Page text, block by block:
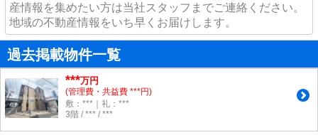
産情報を集めたい方は当社スタッフまでご連絡ください。
地域の不動産情報をいち早くお届けします。
過去掲載物件一覧
***万円
(管理費・共益費 ***円)
敷：***｜礼：***
3階 / *** / ***